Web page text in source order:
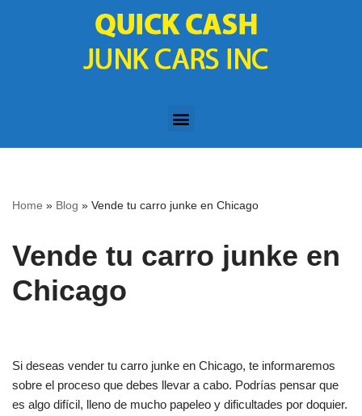
Home » Blog » Vende tu carro junke en Chicago
Vende tu carro junke en
Chicago
Si deseas vender tu carro junke en Chicago, te informaremos
sobre el proceso que debes llevar a cabo. Podrías pensar que
es algo difícil, lleno de mucho papeleo y dificultades por doquier.